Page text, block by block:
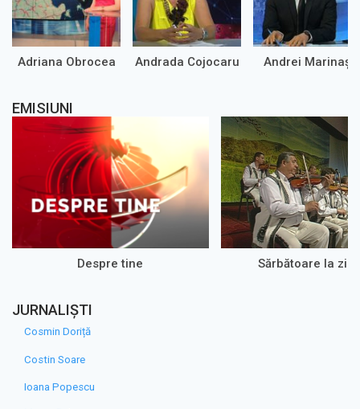
Adriana Obrocea Andrada Cojocaru Andrei Marinaș
EMISIUNI
Despre tine Sărbătoare la zi
JURNALIȘTI
Cosmin Doriță
Costin Soare
Ioana Popescu